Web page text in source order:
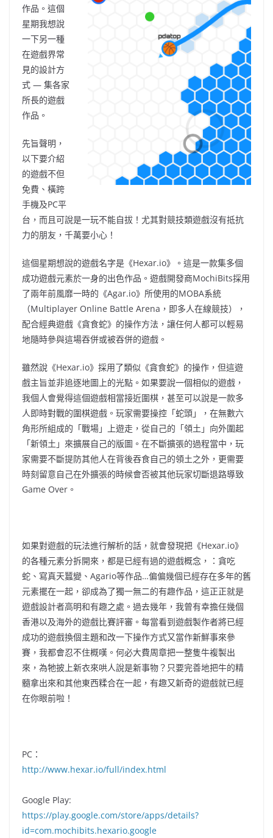
作品。這個
星期我想說
一下另一種
在遊戲界常
見的設計方
式 — 集各家
所長的遊戲
作品。
先旨聲明，
以下要介紹
的遊戲不但
免費、橫跨
手機及PC平
台，而且可說是一玩不能自拔！尤其對競技類遊戲沒有抵抗
力的朋友，千萬要小心！
這個星期想說的遊戲名字是《Hexar.io》。這是一款集多個
成功遊戲元素於一身的出色作品。遊戲開發商MochiBits採用
了兩年前風靡一時的《Agar.io》所使用的MOBA系統
（Multiplayer Online Battle Arena，即多人在線競技），
配合經典遊戲《貪食蛇》的操作方法，讓任何人都可以輕易
地隨時參與這場吞併或被吞併的遊戲。
雖然說《Hexar.io》採用了類似《貪食蛇》的操作，但這遊
戲主旨並非追逐地圖上的光點。如果要說一個相似的遊戲，
我個人會覺得這個遊戲相當接近圍棋，甚至可以說是一款多
人即時對戰的圍棋遊戲。玩家需要操控「蛇頭」，在無數六
角形所組成的「戰場」上遊走，從自己的「領土」向外圍起
「新領土」來擴展自己的版圖。在不斷擴張的過程當中，玩
家需要不斷提防其他人在背後吞食自己的領土之外，更需要
時刻留意自己在外擴張的時候會否被其他玩家切斷退路導致
Game Over。
如果對遊戲的玩法進行解析的話，就會發現把《Hexar.io》
的各種元素分拆開來，都是已經有過的遊戲概念，：貪吃
蛇、 寫真天蠶變 、Agario等作品…偏偏幾個已經存在多年的舊
元素擺在一起，卻成為了獨一無二的有趣作品，這正正就是
遊戲設計者高明和有趣之處。過去幾年，我曾有幸擔任幾個
香港以及海外的遊戲比賽評審。每當看到遊戲製作者將已經
成功的遊戲換個主題和改一下操作方式又當作新鮮事來參
賽，我都會忍不住概嘆。何必大費周章把一整隻牛複製出
來，為牠披上新衣來哄人說是新事物？只要完善地把牛的精
髓拿出來和其他東西糅合在一起，有趣又新奇的遊戲就已經
在你眼前啦！
PC：
http://www.hexar.io/full/index.html
Google Play:
https://play.google.com/store/apps/details?
id=com.mochibits.hexario.google